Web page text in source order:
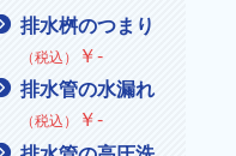
排水桝のつまり
（税込） ￥‐
排水管の水漏れ
（税込） ￥‐